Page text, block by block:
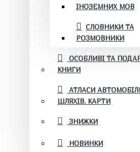
ІНОЗЕМНИХ МОВ
СЛОВНИКИ ТА
РОЗМОВНИКИ
ОСОБЛИВІ ТА
КНИГИ
АТЛАСИ
ШЛЯХІВ. КАРТИ
ЗНИЖКИ
НОВИНКИ